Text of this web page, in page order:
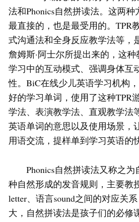
法和Phonics自然拼读法。这两
最直接的，也是最受用的。TPR
式沟通法和全身反应教学法等，
詹姆斯·阿士尔所提出来的，这
学习中的互动模式、强调身体互
性。BiC在线少儿英语学习机构
好的学习单词，使用了这种TPR
学法、表演教学法、直观教学法
英语单词的意思以及使用场景，
用语交流，提样单到学习英语的
Phonics自然拼读法又称之为
种自然形成的发音规则，主要教
letter、语言sound之间的对应关
大，自然拼读法是孩子们的必修